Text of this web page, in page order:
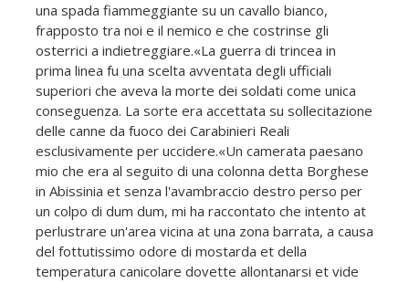
una spada fiammeggiante su un cavallo bianco,
frapposto tra noi e il nemico e che costrinse gli
osterrici a indietreggiare.«La guerra di trincea in
prima linea fu una scelta avventata degli ufficiali
superiori che aveva la morte dei soldati come unica
conseguenza. La sorte era accettata su sollecitazione
delle canne da fuoco dei Carabinieri Reali
esclusivamente per uccidere.«Un camerata paesano
mio che era al seguito di una colonna detta Borghese
in Abissinia et senza l'avambraccio destro perso per
un colpo di dum dum, mi ha raccontato che intento at
perlustrare un'area vicina at una zona barrata, a causa
del fottutissimo odore di mostarda et della
temperatura canicolare dovette allontanarsi et vide